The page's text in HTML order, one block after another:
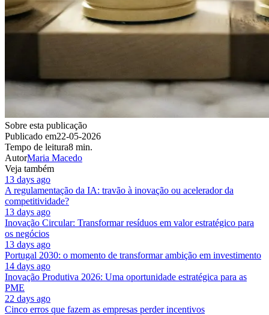
Sobre esta publicação
Publicado em22-05-2026
Tempo de leitura8 min.
AutorMaria Macedo
Veja também
13 days ago
A regulamentação da IA: travão à inovação ou acelerador da
competitividade?
13 days ago
Inovação Circular: Transformar resíduos em valor estratégico para
os negócios
13 days ago
Portugal 2030: o momento de transformar ambição em investimento
14 days ago
Inovação Produtiva 2026: Uma oportunidade estratégica para as
PME
22 days ago
Cinco erros que fazem as empresas perder incentivos